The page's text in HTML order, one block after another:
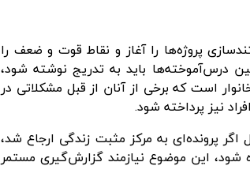
پروژه‌ها را آغاز و نقاط قوت و ضعف را
درس‌آموخته‌ها باید به تدریج نوشته شود،
۲۸۴ هزار زن سرپرست خانوار است که برخی از آنان از قبل مشکلاتی در
نیز پرداخته شود.
پرونده‌ای به مرکز مثبت زندگی ارجاع شد،
این موضوع نیازمند گزارش‌گیری مستمر